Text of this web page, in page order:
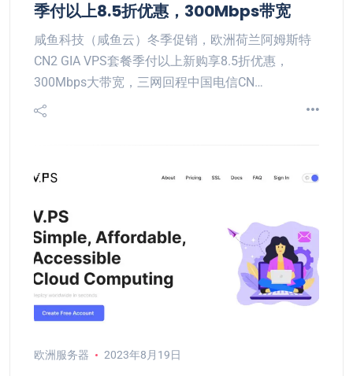
季付以上8.5折优惠，300Mbps带宽
咸鱼科技（咸鱼云）冬季促销，欧洲荷兰阿姆斯特
CN2 GIA VPS套餐季付以上新购享8.5折优惠，
300Mbps大带宽，三网回程中国电信CN…
欧洲服务器 2023年8月19日